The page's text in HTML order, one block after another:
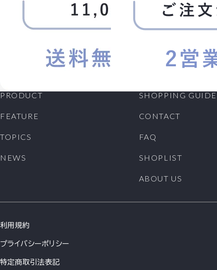
PRODUCT
FEATURE
TOPICS
NEWS
SHOPPING GUIDE
CONTACT
FAQ
SHOPLIST
ABOUT US
利用規約
プライバシーポリシー
特定商取引法表記